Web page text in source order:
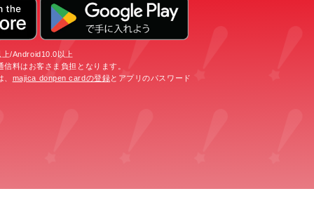
/Android10.0以上
料はお客さま負担となります。
majica donpen cardの登録とアプリのパスワード